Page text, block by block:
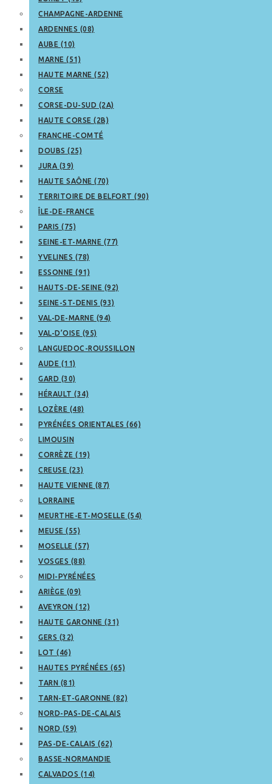
CHAMPAGNE-ARDENNE
ARDENNES (08)
AUBE (10)
MARNE (51)
HAUTE MARNE (52)
CORSE
CORSE-DU-SUD (2A)
HAUTE CORSE (2B)
FRANCHE-COMTÉ
DOUBS (25)
JURA (39)
HAUTE SAÔNE (70)
TERRITOIRE DE BELFORT (90)
ÎLE-DE-FRANCE
PARIS (75)
SEINE-ET-MARNE (77)
YVELINES (78)
ESSONNE (91)
HAUTS-DE-SEINE (92)
SEINE-ST-DENIS (93)
VAL-DE-MARNE (94)
VAL-D’OISE (95)
LANGUEDOC-ROUSSILLON
AUDE (11)
GARD (30)
HÉRAULT (34)
LOZÈRE (48)
PYRÉNÉES ORIENTALES (66)
LIMOUSIN
CORRÈZE (19)
CREUSE (23)
HAUTE VIENNE (87)
LORRAINE
MEURTHE-ET-MOSELLE (54)
MEUSE (55)
MOSELLE (57)
VOSGES (88)
MIDI-PYRÉNÉES
ARIÈGE (09)
AVEYRON (12)
HAUTE GARONNE (31)
GERS (32)
LOT (46)
HAUTES PYRÉNÉES (65)
TARN (81)
TARN-ET-GARONNE (82)
NORD-PAS-DE-CALAIS
NORD (59)
PAS-DE-CALAIS (62)
BASSE-NORMANDIE
CALVADOS (14)